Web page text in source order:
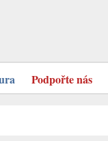
Podpořte nás